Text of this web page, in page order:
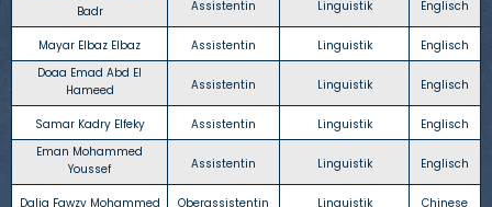
Badr
Assistentin Linguistik Englisch
Mayar Elbaz Elbaz Assistentin Linguistik
Englisch
Doaa Emad Abd El
Hameed
Assistentin Linguistik Englisch
Samar Kadry Elfeky Assistentin Linguistik
Englisch
Eman Mohammed
Youssef
Assistentin Linguistik Englisch
Dalia Fawzy Mohammed Oberassistentin Linguistik Chinese